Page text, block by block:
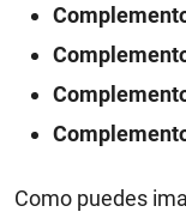
Como puedes